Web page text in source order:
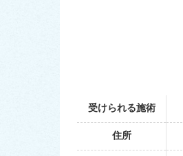
受けられる施術
住所